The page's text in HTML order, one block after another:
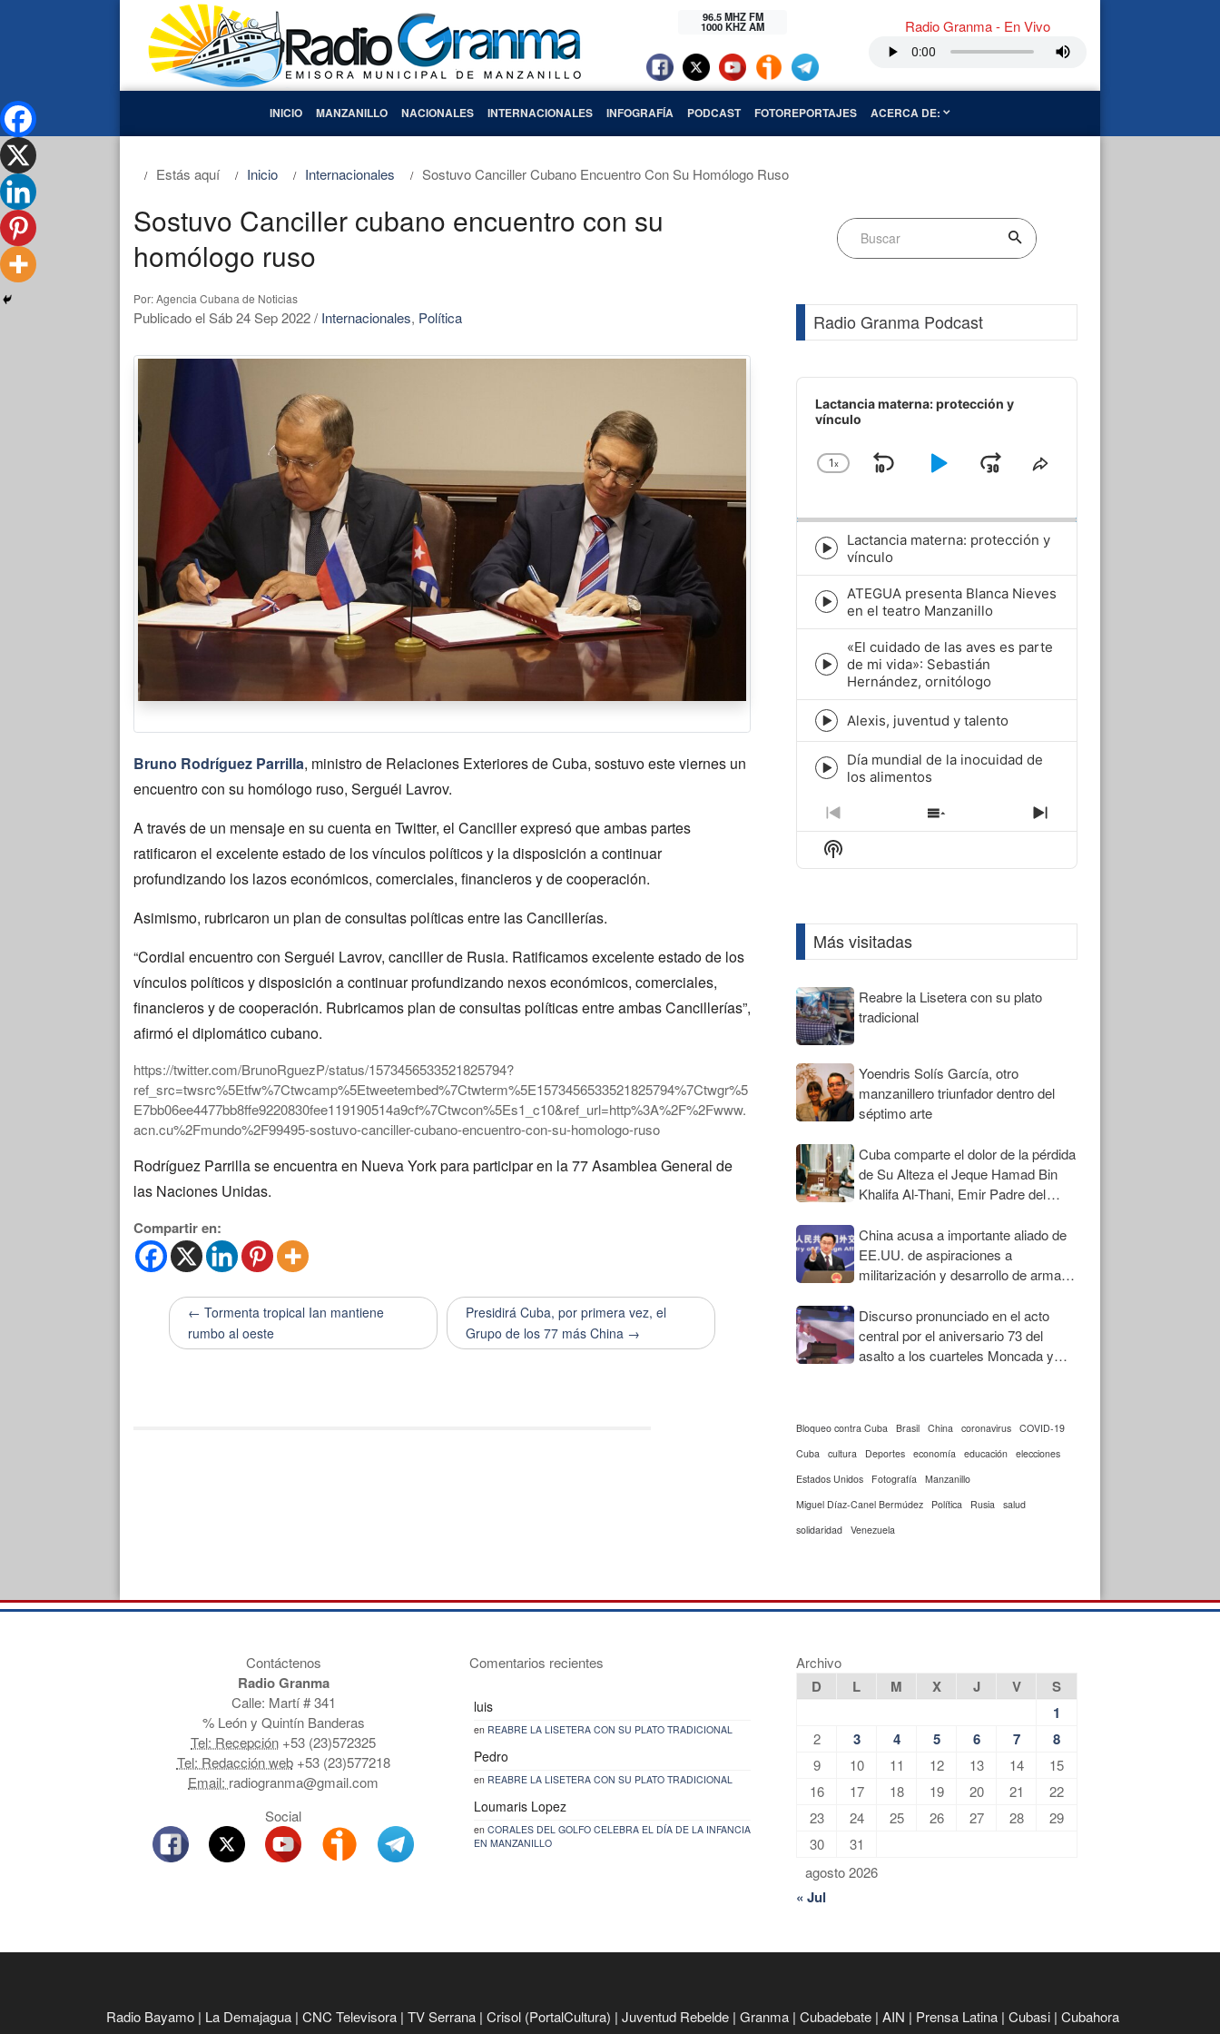
96.5 MHZ FM
1000 KHZ AM Radio Granma - En Vivo
INICIO MANZANILLO NACIONALES INTERNACIONALES INFOGRAFÍA PODCAST FOTOREPORTAJES ACERCA DE:
Estás aquí Inicio Internacionales Sostuvo Canciller Cubano Encuentro Con Su Homólogo Ruso
Sostuvo Canciller cubano encuentro con su
homólogo ruso
Por: Agencia Cubana de Noticias
Publicado el Sáb 24 Sep 2022/ Internacionales, Política
Bruno Rodríguez Parrilla, ministro de Relaciones Exteriores de Cuba, sostuvo este viernes un
encuentro con su homólogo ruso, Serguéi Lavrov.
A través de un mensaje en su cuenta en Twitter, el Canciller expresó que ambas partes
ratificaron el excelente estado de los vínculos políticos y la disposición a continuar
profundizando los lazos económicos, comerciales, financieros y de cooperación.
Asimismo, rubricaron un plan de consultas políticas entre las Cancillerías.
“Cordial encuentro con Serguéi Lavrov, canciller de Rusia. Ratificamos excelente estado de los
vínculos políticos y disposición a continuar profundizando nexos económicos, comerciales,
financieros y de cooperación. Rubricamos plan de consultas políticas entre ambas Cancillerías”,
afirmó el diplomático cubano.
https://twitter.com/BrunoRguezP/status/1573456533521825794?
ref_src=twsrc%5Etfw%7Ctwcamp%5Etweetembed%7Ctwterm%5E1573456533521825794%7Ctwgr%5
E7bb06ee4477bb8ffe9220830fee119190514a9cf%7Ctwcon%5Es1_c10&ref_url=http%3A%2F%2Fwww.
acn.cu%2Fmundo%2F99495-sostuvo-canciller-cubano-encuentro-con-su-homologo-ruso
Rodríguez Parrilla se encuentra en Nueva York para participar en la 77 Asamblea General de
las Naciones Unidas.
Compartir en:
← Tormenta tropical Ian mantiene
rumbo al oeste
Presidirá Cuba, por primera vez, el
Grupo de los 77 más China →
Radio Granma Podcast
Audio
Player
Lactancia materna: protección y
vínculo
Change
1x
SkipPlayJumpShare
Episode
play
icon
Lactancia materna: protección y
vínculo
Episode
play
icon
ATEGUA presenta Blanca Nieves
en el teatro Manzanillo
Episode
play
icon
«El cuidado de las aves es parte
de mi vida»: Sebastián
Hernández, ornitólogo
Episode
play
icon
Alexis, juventud y talento
Episode
icon
Día mundial de la inocuidad de
los alimentos
Previous
Episode
Show
Episodes
Next
Episode
Show
Podcast
Más visitadas
Reabre la Lisetera con su plato
tradicional
Yoendris Solís García, otro
manzanillero triunfador dentro del
séptimo arte
Cuba comparte el dolor de la pérdida
de Su Alteza el Jeque Hamad Bin
Khalifa Al-Thani, Emir Padre del
China acusa a importante aliado de
EE.UU. de aspiraciones a
militarización y desarrollo de armas
Discurso pronunciado en el acto
central por el aniversario 73 del
asalto a los cuarteles Moncada y
Bloqueo contra Cuba Brasil China coronavirus COVID-19
Cuba
cultura Deportes economía educación elecciones
Estados Unidos
Fotografía
Manzanillo
Miguel Díaz-Canel Bermúdez
Política Rusia
salud
solidaridad Venezuela
Contáctenos
Radio Granma
Calle: Martí # 341
% León y Quintín Banderas
Tel: Recepción +53 (23)572325
Tel: Redacción web+53 (23)577218
Email: radiogranma@gmail.com
Social
Comentarios recientes
luis
en REABRE LA LISETERA CON SU PLATO TRADICIONAL
Pedro
en REABRE LA LISETERA CON SU PLATO TRADICIONAL
Loumaris Lopez
en CORALES DEL GOLFO CELEBRA EL DÍA DE LA INFANCIA
EN MANZANILLO
Archivo
agosto 2026
D L M X J V
S
1
2 3 4 5 6 7 8
9 10 11 12 13 14
15
16
17 18 19 20 21
22
23
24 25 26 27 28
29
30
31
« Jul
Radio Bayamo | La Demajagua | CNC Televisora | TV Serrana | Crisol (PortalCultura) | Juventud Rebelde | Granma | Cubadebate | AIN | Prensa Latina | Cubasi | Cubahora